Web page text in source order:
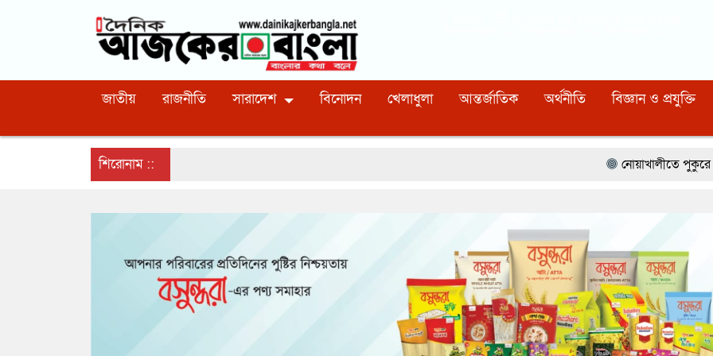
জাতীয় রাজনীতি সারাদেশ বিনোদন খেলাধুলা আন্তর্জাতিক অর্থনীতি বিজ্ঞান ও প্রযুক্তি
শিরোনাম :: নোয়াখালীতে পুকুরে পড়ে শিশুর মৃত্যু